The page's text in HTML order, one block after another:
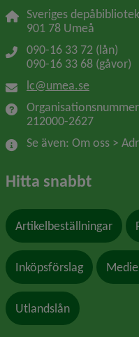
Sveriges
901 78 Umeå
090-16 33 72 (lån)
090-16 33 68 (gåvor)
lc@umea.se
212000-2627
Se även: Om oss >
Hitta snabbt
Artikelbeställningar
Inköpsförslag
Utlandslån